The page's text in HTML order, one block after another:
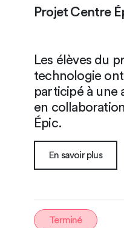
Projet Centre
Les élèves du
technologie
participé à une
en
Épic.
En savoir plus
Terminé